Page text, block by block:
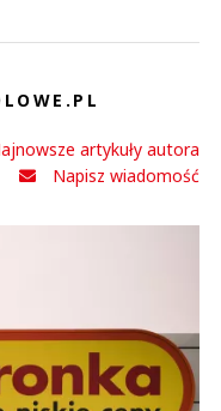
artykuły autora
Napisz wiadomość